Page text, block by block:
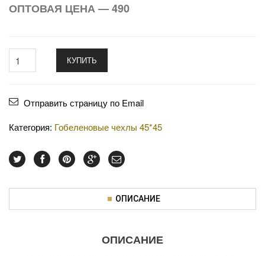
ОПТОВАЯ ЦЕНА — 490
КУПИТЬ
Отправить страницу по Email
Категория: Гобеленовые чехлы 45*45
ОПИСАНИЕ
ОПИСАНИЕ